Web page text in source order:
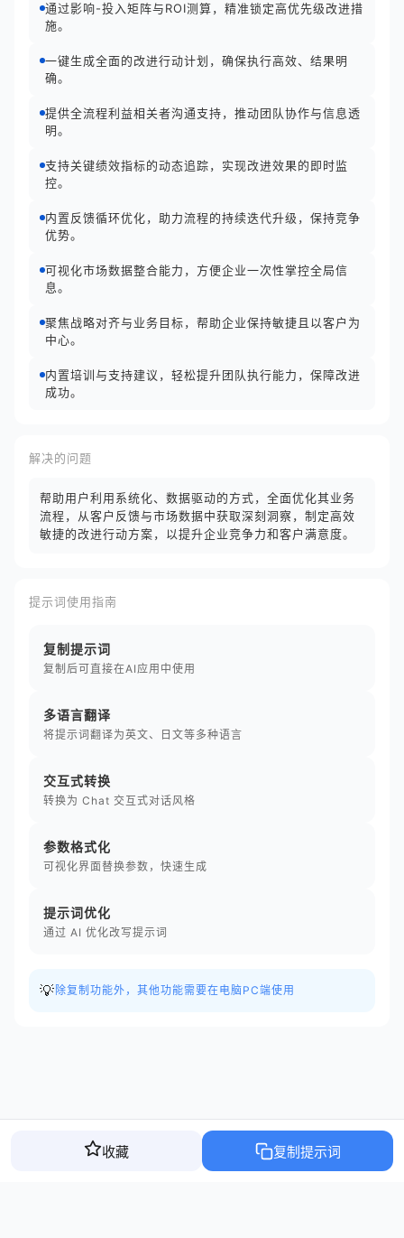
通过影响-投入矩阵与ROI测算，精准锁定高优先级改进措
施。
一键生成全面的改进行动计划，确保执行高效、结果明
确。
提供全流程利益相关者沟通支持，推动团队协作与信息透
明。
支持关键绩效指标的动态追踪，实现改进效果的即时监
控。
内置反馈循环优化，助力流程的持续迭代升级，保持竞争
优势。
可视化市场数据整合能力，方便企业一次性掌控全局信
息。
聚焦战略对齐与业务目标，帮助企业保持敏捷且以客户为
中心。
内置培训与支持建议，轻松提升团队执行能力，保障改进
成功。
解决的问题
帮助用户利用系统化、数据驱动的方式，全面优化其业务
流程，从客户反馈与市场数据中获取深刻洞察，制定高效
敏捷的改进行动方案，以提升企业竞争力和客户满意度。
提示词使用指南
复制提示词
复制后可直接在AI应用中使用
多语言翻译
将提示词翻译为英文、日文等多种语言
交互式转换
转换为 Chat 交互式对话风格
参数格式化
可视化界面替换参数，快速生成
提示词优化
通过 AI 优化改写提示词
💡 除复制功能外，其他功能需要在电脑PC端使用
收藏 复制提示词